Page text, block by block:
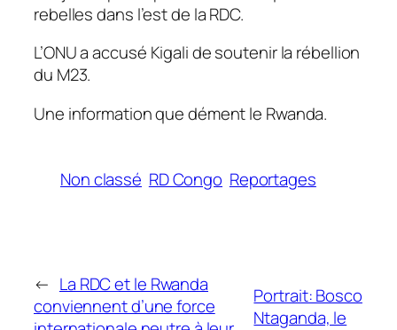
rebelles dans l’est de la RDC.
L’ONU a accusé Kigali de soutenir la rébellion
du M23.
Une information que dément le Rwanda.
Non classé RD Congo Reportages
← La RDC et le Rwanda
conviennent d’une force
Portrait: Bosco
Ntaganda, le